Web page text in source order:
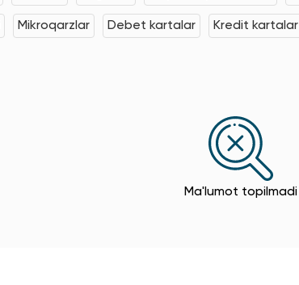
Mikroqarzlar Debet kartalar Kredit kartalar
Ma'lumot topilmadi